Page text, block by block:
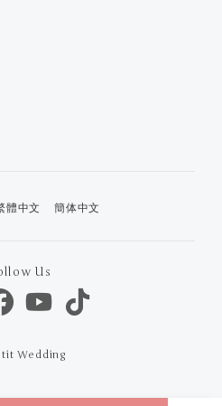
體中文 簡体中文
Us
Wedding